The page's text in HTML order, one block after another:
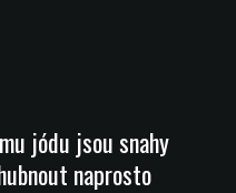
jódu jsou snahy
naprosto